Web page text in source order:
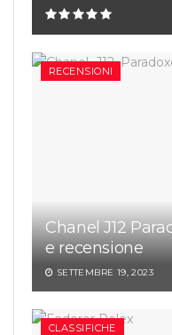
RECENSIONI
Chanel J12
e recensione
SETTEMBRE 19, 2023
CLASSIFICHE